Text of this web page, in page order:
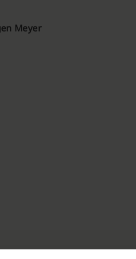
Meyer